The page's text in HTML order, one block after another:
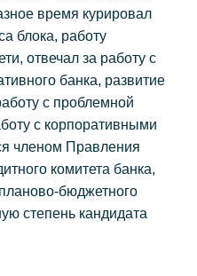
время курировал
блока, работу
отвечал за работу с
банка, развитие
с проблемной
с корпоративными
членом Правления
комитета банка,
бюджетного
степень кандидата